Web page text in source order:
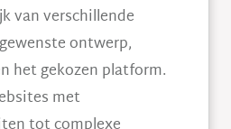
van verschillende
ontwerp,
het gekozen platform.
met